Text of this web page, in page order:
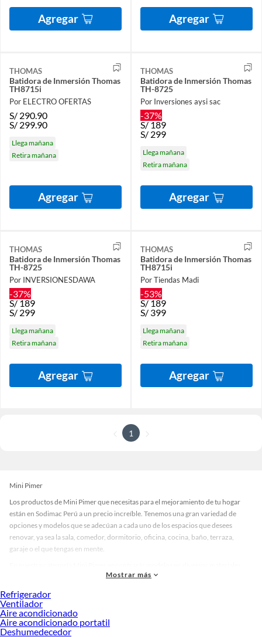
Agregar Agregar
THOMAS
Batidora de Inmersión Thomas
TH8715i
Por ELECTRO OFERTAS
S/ 290.90
S/ 299.90
Llega mañana
Retira mañana
Agregar
THOMAS
Batidora de Inmersión Thomas
TH-8725
Por Inversiones aysi sac
-37%
S/189
S/ 299
Llega mañana
Retira mañana
Agregar
THOMAS
Batidora de Inmersión Thomas
TH-8725
Por INVERSIONESDAWA
-37%
S/ 189
S/ 299
Llega mañana
Retira mañana
Agregar
THOMAS
Batidora de Inmersión Thomas
TH8715i
Por Tiendas Madi
-53%
S/ 189
S/ 399
Llega mañana
Retira mañana
Agregar
1
Mini Pimer
Los productos de Mini Pimer que necesitas para el mejoramiento de tu hogar
están en Sodimac Perú a un precio increíble. Tenemos una gran variedad de
opciones y modelos que se adecúan a cada uno de los espacios que desees
renovar, ya sea la sala, comedor, dormitorio, oficina, cocina, baño, terraza,
garaje o el que tengas en mente.
medidas, colores y demás características específicas de tu preferencia. Recuerda
proyectos en las mejores marcas de calidad y con garantía.
Precios de Mini Pimer en Sodimac Perú
Si buscar ahorrar, estás en la tienda correcta porque en Sodimac tenemos
Mostrar más
Refrigerador
Ventilador
Aire acondicionado
Aire acondicionado portatil
Deshumedecedor